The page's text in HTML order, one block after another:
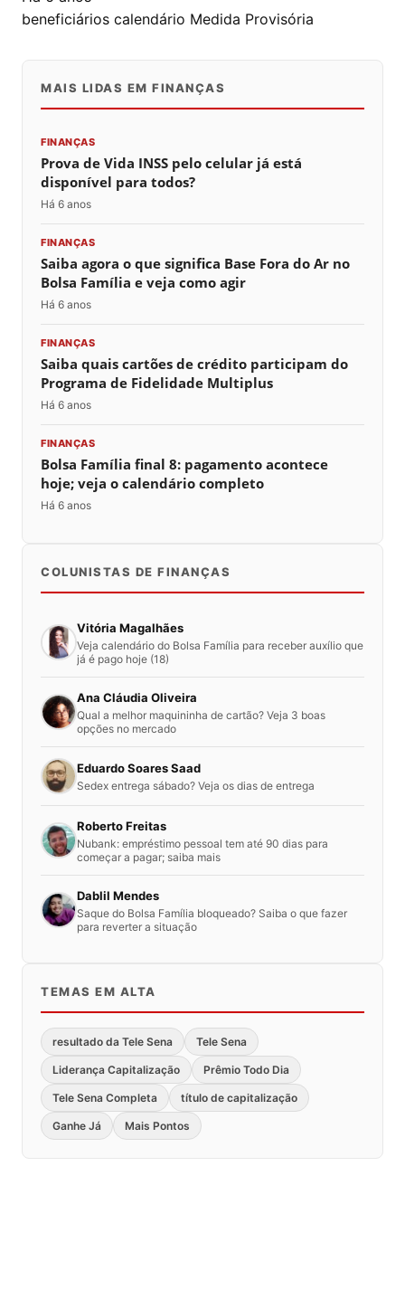
beneficiários calendário Medida Provisória
MAIS LIDAS EM FINANÇAS
FINANÇAS
Prova de Vida INSS pelo celular já está
disponível para todos?
Há 6 anos
FINANÇAS
Saiba agora o que significa Base Fora do Ar no
Bolsa Família e veja como agir
Há 6 anos
FINANÇAS
Saiba quais cartões de crédito participam do
Programa de Fidelidade Multiplus
Há 6 anos
FINANÇAS
Bolsa Família final 8: pagamento acontece
hoje; veja o calendário completo
Há 6 anos
COLUNISTAS DE FINANÇAS
Vitória Magalhães
Veja calendário do Bolsa Família para receber auxílio que
já é pago hoje (18)
Ana Cláudia Oliveira
Qual a melhor maquininha de cartão? Veja 3 boas
opções no mercado
Eduardo Soares Saad
Sedex entrega sábado? Veja os dias de entrega
Roberto Freitas
Nubank: empréstimo pessoal tem até 90 dias para
começar a pagar; saiba mais
Dablil Mendes
Saque do Bolsa Família bloqueado? Saiba o que fazer
para reverter a situação
TEMAS EM ALTA
resultado da Tele Sena Tele Sena
Liderança Capitalização Prêmio Todo Dia
Tele Sena Completa título de capitalização
Ganhe Já Mais Pontos